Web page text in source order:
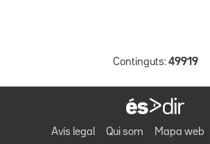
Continguts: 49919
Avís legal Qui som Mapa web